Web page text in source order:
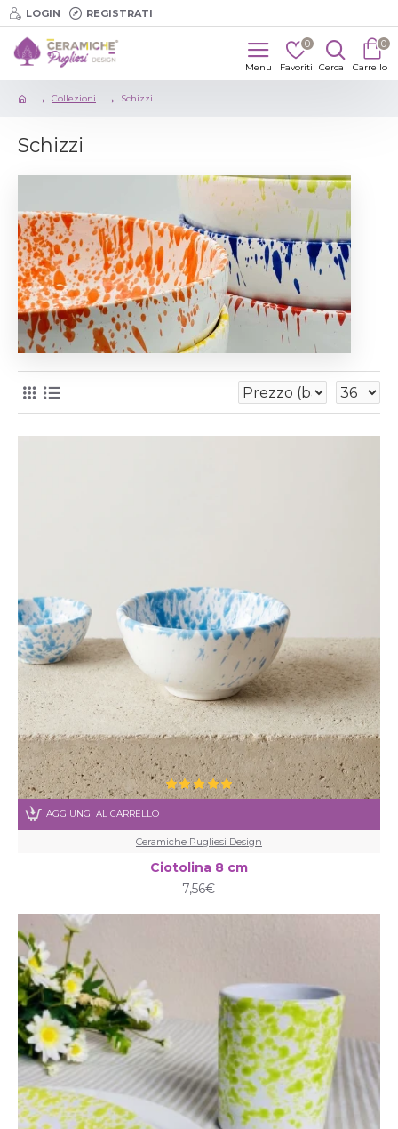
LOGIN REGISTRATI
0 0
Collezioni Schizzi
Schizzi
Ceramiche Pugliesi Design
Ciotolina 8 cm
7,56€
AGGIUNGI AL CARRELLO